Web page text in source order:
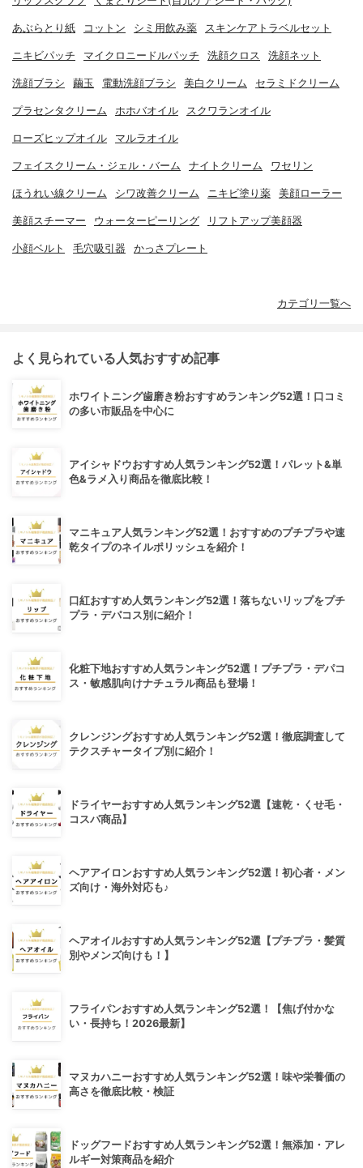
あぶらとり紙 コットン シミ用飲み薬 スキンケアトラベルセット
ニキビパッチ マイクロニードルパッチ 洗顔クロス 洗顔ネット
洗顔ブラシ 繭玉 電動洗顔ブラシ 美白クリーム セラミドクリーム
プラセンタクリーム ホホバオイル スクワランオイル
ローズヒップオイル マルラオイル
フェイスクリーム・ジェル・バーム ナイトクリーム ワセリン
ほうれい線クリーム シワ改善クリーム ニキビ塗り薬 美顔ローラー
美顔スチーマー ウォーターピーリング リフトアップ美顔器
小顔ベルト 毛穴吸引器 かっさプレート
カテゴリ一覧へ
よく見られている人気おすすめ記事
ホワイトニング歯磨き粉おすすめランキング52選！口コミ
の多い市販品を中心に
アイシャドウおすすめ人気ランキング52選！パレット&単
色&ラメ入り商品を徹底比較！
マニキュア人気ランキング52選！おすすめのプチプラや速
乾タイプのネイルポリッシュを紹介！
口紅おすすめ人気ランキング52選！落ちないリップをプチ
プラ・デパコス別に紹介！
化粧下地おすすめ人気ランキング52選！プチプラ・デパコ
ス・敏感肌向けナチュラル商品も登場！
クレンジングおすすめ人気ランキング52選！徹底調査して
テクスチャータイプ別に紹介！
ドライヤーおすすめ人気ランキング52選【速乾・くせ毛・
コスパ商品】
ヘアアイロンおすすめ人気ランキング52選！初心者・メン
ズ向け・海外対応も♪
ヘアオイルおすすめ人気ランキング52選【プチプラ・髪質
別やメンズ向けも！】
フライパンおすすめ人気ランキング52選！【焦げ付かな
い・長持ち！2026最新】
マヌカハニーおすすめ人気ランキング52選！味や栄養価の
高さを徹底比較・検証
ドッグフードおすすめ人気ランキング52選！無添加・アレ
ルギー対策商品を紹介